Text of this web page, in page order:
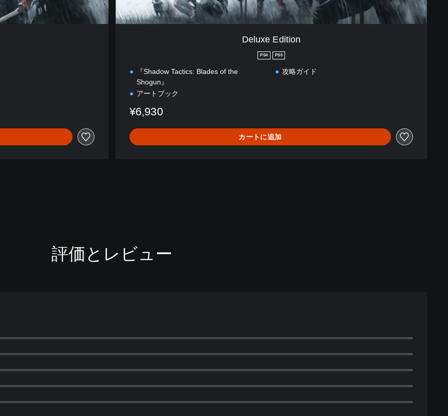
Deluxe Edition
PS4 PS5
『Shadow Tactics: Blades of the
Shogun』
アートブック
攻略ガイド
¥6,930
カートに追加
評価とレビュー